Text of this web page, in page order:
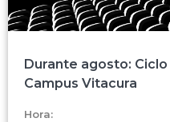
Durante agosto:
Campus Vitacura
Hora: